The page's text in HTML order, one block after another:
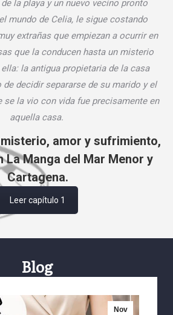
la playa y un nuevo vecino pronto
mundo de Celia, le sigue costando
extrañas que empiezan a ocurrir en
que la conducen hasta un misterio
la antigua propietaria de la casa
de decidir separarse de su marido y el
la vio con vida fue precisamente en
aquella casa.
amor y sufrimiento,
La Manga del Mar Menor y
Cartagena.
Leer capítulo 1
Blog
Nov